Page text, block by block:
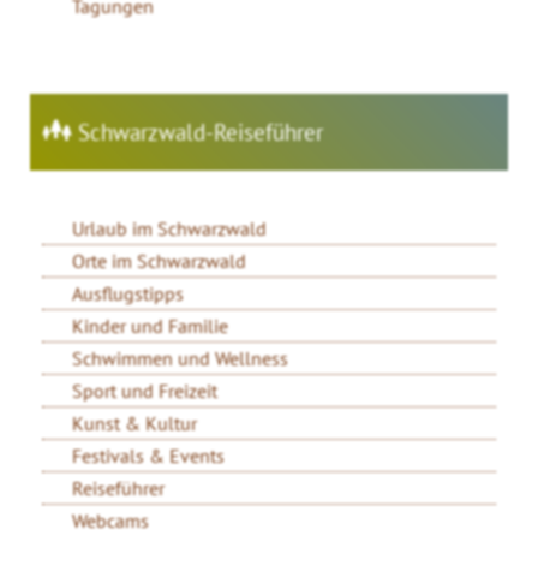
Tagungen
Schwarzwald-Reiseführer
Urlaub im Schwarzwald
Orte im Schwarzwald
Ausflugstipps
Kinder und Familie
Schwimmen und Wellness
Sport und Freizeit
Kunst & Kultur
Festivals & Events
Reiseführer
Webcams